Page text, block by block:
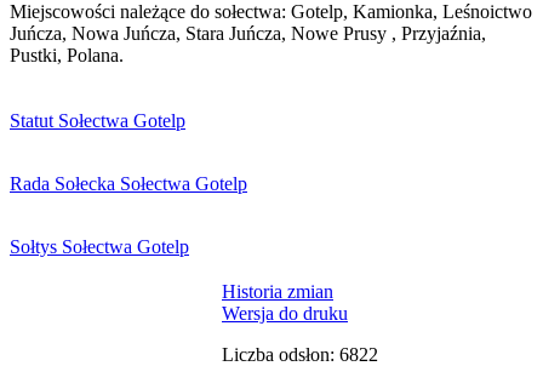
Miejscowości należące do sołectwa: Gotelp, Kamionka, Leśnoictwo
Juńcza, Nowa Juńcza, Stara Juńcza, Nowe Prusy , Przyjaźnia,
Pustki, Polana.
Statut Sołectwa Gotelp
Rada Sołecka Sołectwa Gotelp
Sołtys Sołectwa Gotelp
Historia zmian
Wersja do druku
Liczba odsłon: 6822